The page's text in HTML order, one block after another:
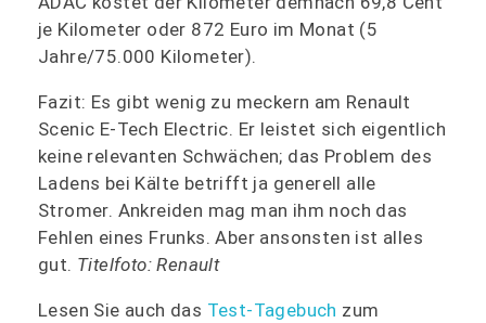
je Kilometer oder 872 Euro im Monat (5
Jahre/75.000 Kilometer).
Fazit: Es gibt wenig zu meckern am Renault
Scenic E-Tech Electric. Er leistet sich eigentlich
keine relevanten Schwächen; das Problem des
Ladens bei Kälte betrifft ja generell alle
Stromer. Ankreiden mag man ihm noch das
Fehlen eines Frunks. Aber ansonsten ist alles
gut. Titelfoto: Renault
Lesen Sie auch das Test-Tagebuch zum